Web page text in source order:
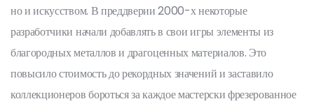
но и искусством. В преддверии 2000-х некоторые
разработчики начали добавлять в свои игры элементы из
благородных металлов и драгоценных материалов. Это
повысило стоимость до рекордных значений и заставило
коллекционеров бороться за каждое мастерски фрезерованное